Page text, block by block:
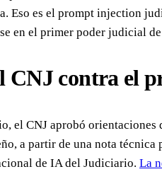
Eso es el prompt injection
en el primer poder judicial
CNJ contra el
el CNJ aprobó
a partir de una nota técnica
de IA del Judiciario. La